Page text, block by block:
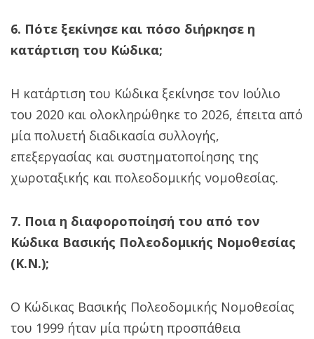
6. Πότε ξεκίνησε και πόσο διήρκησε η
κατάρτιση του Κώδικα;
Η κατάρτιση του Κώδικα ξεκίνησε τον Ιούλιο
του 2020 και ολοκληρώθηκε το 2026, έπειτα από
μία πολυετή διαδικασία συλλογής,
επεξεργασίας και συστηματοποίησης της
χωροταξικής και πολεοδομικής νομοθεσίας.
7. Ποια η διαφοροποίησή του από τον
Κώδικα Βασικής Πολεοδομικής Νομοθεσίας
(Κ.Ν.);
Ο Κώδικας Βασικής Πολεοδομικής Νομοθεσίας
του 1999 ήταν μία πρώτη προσπάθεια